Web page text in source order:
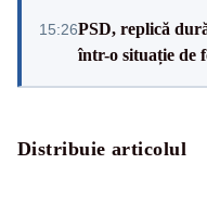
15:26PSD, replică
într-o situație de
Distribuie articolul